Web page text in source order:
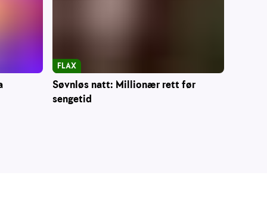
Søvnløs natt: Millionær rett før
sengetid
FLAX